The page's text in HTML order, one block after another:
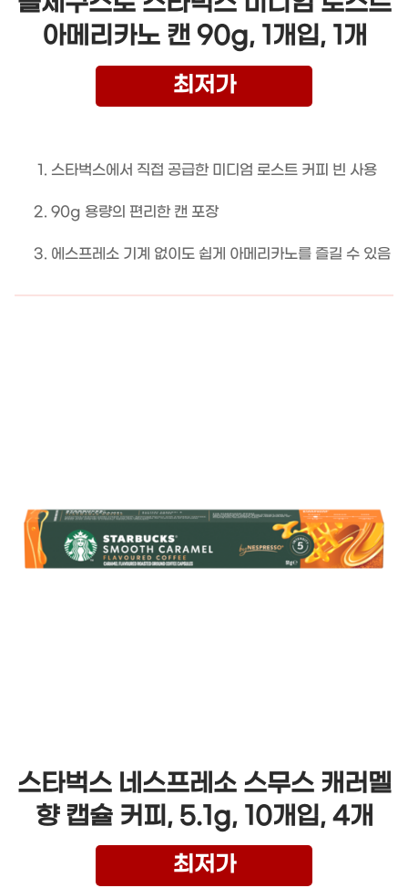
아메리카노 캔 90g, 1개입, 1개
최저가
스타벅스에서 직접 공급한 미디엄 로스트 커피 빈 사용
90g 용량의 편리한 캔 포장
에스프레소 기계 없이도 쉽게 아메리카노를 즐길 수 있음
스타벅스 네스프레소 스무스 캐러멜
향 캡슐 커피, 5.1g, 10개입, 4개
최저가